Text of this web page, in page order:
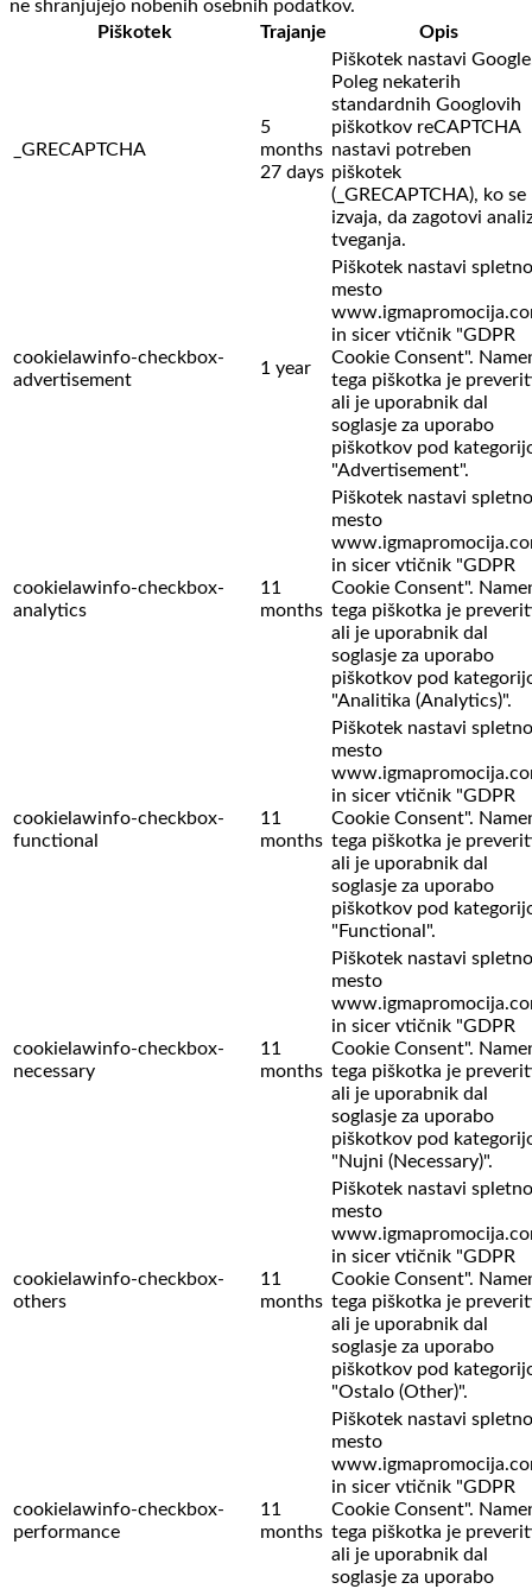
ne shranjujejo nobenih osebnih podatkov.
Piškotek
Trajanje Opis
_GRECAPTCHA
5
months
27 days
Piškotek nastavi
Poleg nekaterih
standardnih Googlovih
piškotkov reCAPTCHA
nastavi potreben
piškotek
(_GRECAPTCHA), ko se
izvaja, da zagotovi
tveganja.
cookielawinfo-checkbox-
advertisement
1 year
Piškotek nastavi spletno
mesto
in sicer vtičnik "GDPR
Cookie Consent".
tega piškotka je
ali je uporabnik dal
soglasje za uporabo
piškotkov pod
"Advertisement".
cookielawinfo-checkbox-
analytics
11
months
Piškotek nastavi spletno
mesto
in sicer vtičnik "GDPR
Cookie Consent".
tega piškotka je
ali je uporabnik dal
soglasje za uporabo
piškotkov pod
"Analitika (Analytics)".
cookielawinfo-checkbox-
functional
11
months
Piškotek nastavi spletno
mesto
in sicer vtičnik "GDPR
Cookie Consent".
tega piškotka je
ali je uporabnik dal
soglasje za uporabo
piškotkov pod
"Functional".
cookielawinfo-checkbox-
necessary
11
months
Piškotek nastavi spletno
mesto
in sicer vtičnik "GDPR
Cookie Consent".
tega piškotka je
ali je uporabnik dal
soglasje za uporabo
piškotkov pod
"Nujni (Necessary)".
cookielawinfo-checkbox-
others
11
months
Piškotek nastavi spletno
mesto
in sicer vtičnik "GDPR
Cookie Consent".
tega piškotka je
ali je uporabnik dal
soglasje za uporabo
piškotkov pod
"Ostalo (Other)".
cookielawinfo-checkbox-
performance
11
months
Piškotek nastavi spletno
mesto
in sicer vtičnik "GDPR
Cookie Consent".
tega piškotka je
ali je uporabnik dal
soglasje za uporabo